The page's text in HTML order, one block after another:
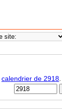
calendrier de 2918